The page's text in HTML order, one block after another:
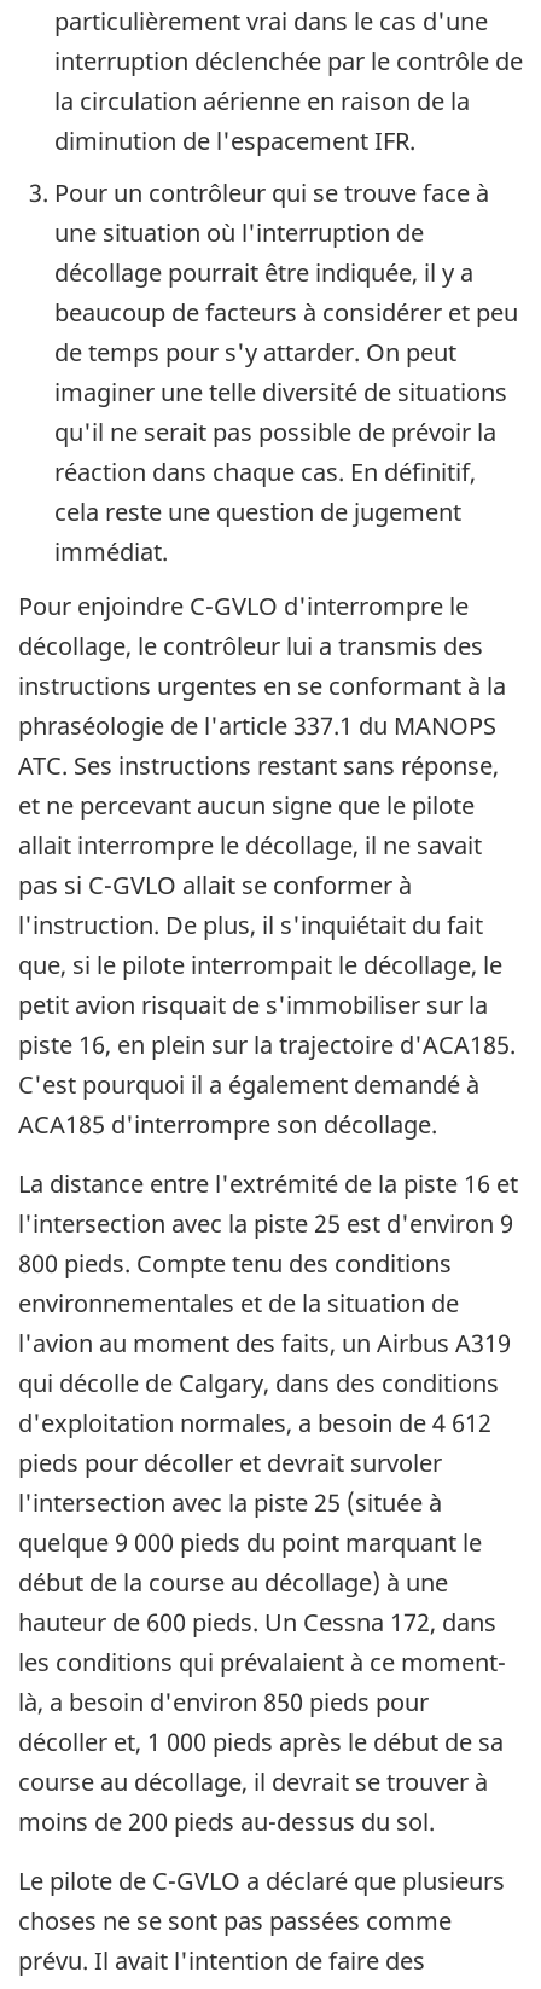
particulièrement vrai dans le cas d'une
interruption déclenchée par le contrôle de
la circulation aérienne en raison de la
diminution de l'espacement IFR.
Pour un contrôleur qui se trouve face à
une situation où l'interruption de
décollage pourrait être indiquée, il y a
beaucoup de facteurs à considérer et peu
de temps pour s'y attarder. On peut
imaginer une telle diversité de situations
qu'il ne serait pas possible de prévoir la
réaction dans chaque cas. En définitif,
cela reste une question de jugement
immédiat.
Pour enjoindre C-GVLO d'interrompre le
décollage, le contrôleur lui a transmis des
instructions urgentes en se conformant à la
phraséologie de l'article 337.1 du MANOPS
ATC. Ses instructions restant sans réponse,
et ne percevant aucun signe que le pilote
allait interrompre le décollage, il ne savait
pas si C-GVLO allait se conformer à
l'instruction. De plus, il s'inquiétait du fait
que, si le pilote interrompait le décollage, le
petit avion risquait de s'immobiliser sur la
piste 16, en plein sur la trajectoire d'ACA185.
C'est pourquoi il a également demandé à
ACA185 d'interrompre son décollage.
La distance entre l'extrémité de la piste 16 et
l'intersection avec la piste 25 est d'environ 9
800 pieds. Compte tenu des conditions
environnementales et de la situation de
l'avion au moment des faits, un Airbus A319
qui décolle de Calgary, dans des conditions
d'exploitation normales, a besoin de 4 612
pieds pour décoller et devrait survoler
l'intersection avec la piste 25 (située à
quelque 9 000 pieds du point marquant le
début de la course au décollage) à une
hauteur de 600 pieds. Un Cessna 172, dans
les conditions qui prévalaient à ce moment-
là, a besoin d'environ 850 pieds pour
décoller et, 1 000 pieds après le début de sa
course au décollage, il devrait se trouver à
moins de 200 pieds au-dessus du sol.
Le pilote de C-GVLO a déclaré que plusieurs
choses ne se sont pas passées comme
prévu. Il avait l'intention de faire des